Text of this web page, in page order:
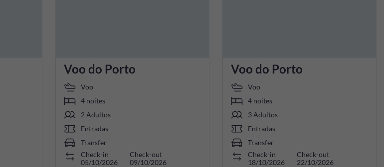
Voo do Porto
Voo
4 noites
2 Adultos
Entradas
Transfer
Check-in
05/10/2026
Check-out
09/10/2026
Voo do Porto
Voo
4 noites
3 Adultos
Entradas
Transfer
Check-in
18/10/2026
Check-out
22/10/2026